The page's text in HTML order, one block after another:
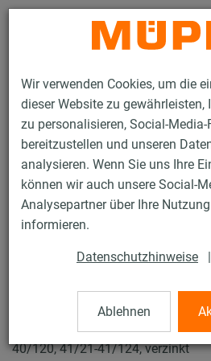
Wir verwenden Cookies, um die
dieser Website zu gewährleisten,
zu personalisieren, Social-
bereitzustellen und unseren
analysieren. Wenn Sie uns Ihre
können wir auch unsere Social-
Analysepartner über Ihre
informieren.
Datenschutzhinweise |
Ablehnen
Produkte Befestigungstechnik
Kreuzverbindungsplatte
MPC/MPR-
40/120, 41/21-41/124, verzinkt